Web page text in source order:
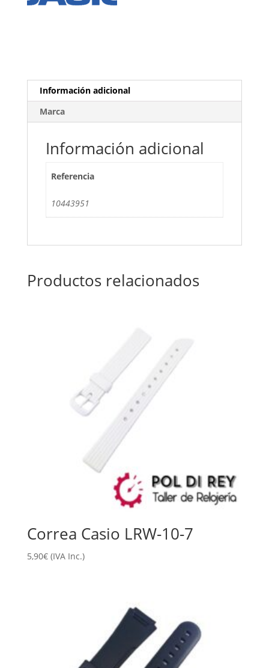
Información adicional
Marca
Información adicional
Referencia
10443951
Productos relacionados
Correa Casio LRW-10-7
5,90€ (IVA Inc.)